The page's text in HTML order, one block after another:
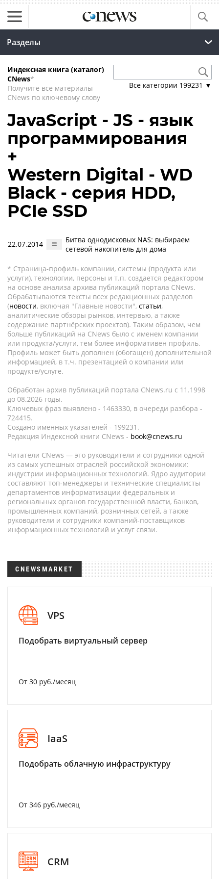
Разделы
Индексная книга (каталог)
CNews*
Получите все материалы
CNews по ключевому слову
Все категории 199231 ▼
JavaScript - JS - язык
программирования
+
Western Digital - WD
Black - серия HDD,
PCIe SSD
22.07.2014
Битва однодисковых NAS: выбираем
сетевой накопитель для дома
* Страница-профиль компании, системы (продукта или
услуги), технологии, персоны и т.п. создается редактором
на основе анализа архива публикаций портала CNews.
Обрабатываются тексты всех редакционных разделов
(новости, включая "Главные новости", статьи,
аналитические обзоры рынков, интервью, а также
содержание партнёрских проектов). Таким образом, чем
больше публикаций на CNews было с именем компании
или продукта/услуги, тем более информативен профиль.
Профиль может быть дополнен (обогащен) дополнительной
информацией, в т.ч. презентацией о компании или
продукте/услуге.
Обработан архив публикаций портала CNews.ru c 11.1998
до 08.2026 годы.
Ключевых фраз выявлено - 1463330, в очереди разбора -
724415.
Создано именных указателей - 199231.
Редакция Индексной книги CNews - book@cnews.ru
Читатели CNews — это руководители и сотрудники одной
из самых успешных отраслей российской экономики:
индустрии информационных технологий. Ядро аудитории
составляют топ-менеджеры и технические специалисты
департаментов информатизации федеральных и
региональных органов государственной власти, банков,
промышленных компаний, розничных сетей, а также
руководители и сотрудники компаний-поставщиков
информационных технологий и услуг связи.
CNEWSMARKET
VPS
Подобрать виртуальный сервер
От 30 руб./месяц
IaaS
Подобрать облачную инфраструктуру
От 346 руб./месяц
CRM